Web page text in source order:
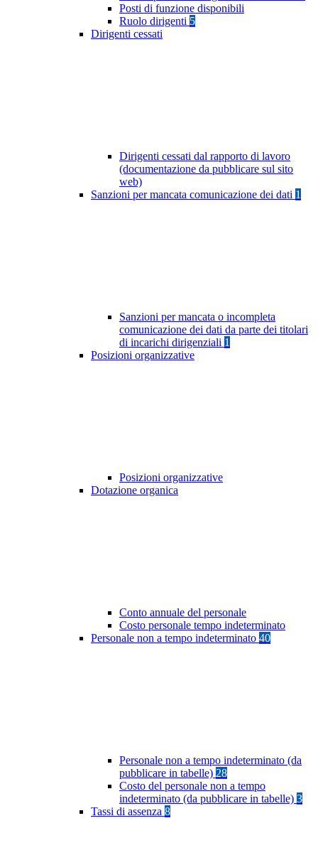
Posti di funzione disponibili
Ruolo dirigenti 5
Dirigenti cessati
Dirigenti cessati dal rapporto di lavoro
(documentazione da pubblicare sul sito
web)
Sanzioni per mancata comunicazione dei dati 1
Sanzioni per mancata o incompleta
comunicazione dei dati da parte dei titolari
di incarichi dirigenziali 1
Posizioni organizzative
Posizioni organizzative
Dotazione organica
Conto annuale del personale
Costo personale tempo indeterminato
Personale non a tempo indeterminato 40
Personale non a tempo indeterminato (da
pubblicare in tabelle) 28
Costo del personale non a tempo
indeterminato (da pubblicare in tabelle) 3
Tassi di assenza 8